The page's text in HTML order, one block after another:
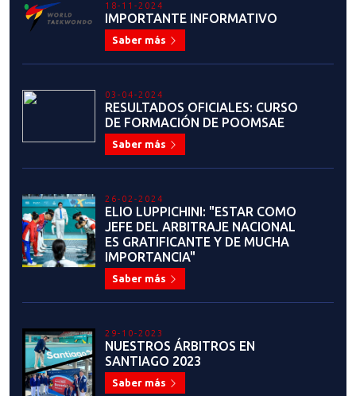
18-11-2024
IMPORTANTE INFORMATIVO
Saber más
03-04-2024
RESULTADOS OFICIALES: CURSO
DE FORMACIÓN DE POOMSAE
Saber más
26-02-2024
ELIO LUPPICHINI: "ESTAR COMO
JEFE DEL ARBITRAJE NACIONAL
ES GRATIFICANTE Y DE MUCHA
IMPORTANCIA"
Saber más
29-10-2023
NUESTROS ÁRBITROS EN
SANTIAGO 2023
Saber más